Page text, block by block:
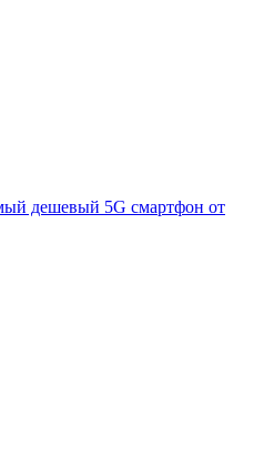
дешевый 5G смартфон от